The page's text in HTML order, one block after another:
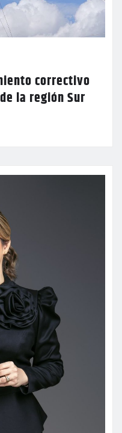
correctivo
la región Sur